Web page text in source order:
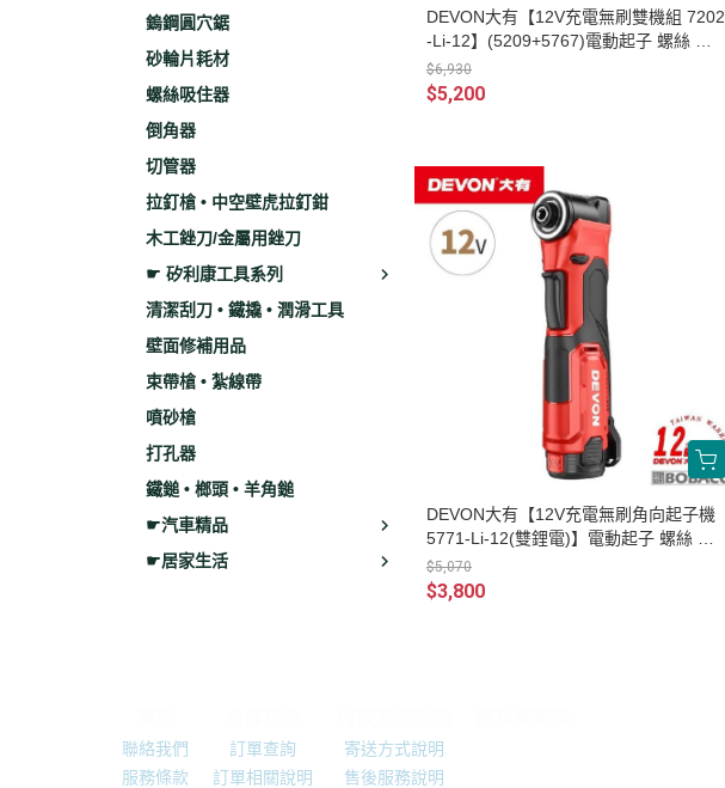
鎢鋼圓穴鋸
砂輪片耗材
螺絲吸住器
倒角器
切管器
拉釘槍 • 中空壁虎拉釘鉗
木工銼刀/金屬用銼刀
☛ 矽利康工具系列
清潔刮刀 • 鐵撬 • 潤滑工具
壁面修補用品
束帶槍 • 紮線帶
噴砂槍
打孔器
鐵鎚 • 榔頭 • 羊角鎚
☛汽車精品
☛居家生活
DEVON大有【12V充電無刷雙機組 7202
-Li-12】(5209+5767)電動起子 螺絲 工
具機 電鑽 衝擊鑽
$6,930
$5,200
DEVON大有【12V充電無刷角向起子機
5771-Li-12(雙鋰電)】電動起子 螺絲 工
具機 電鑽
$5,070
$3,800
聯絡我們
服務條款
訂單查詢
訂單相關說明
寄送方式說明
售後服務說明